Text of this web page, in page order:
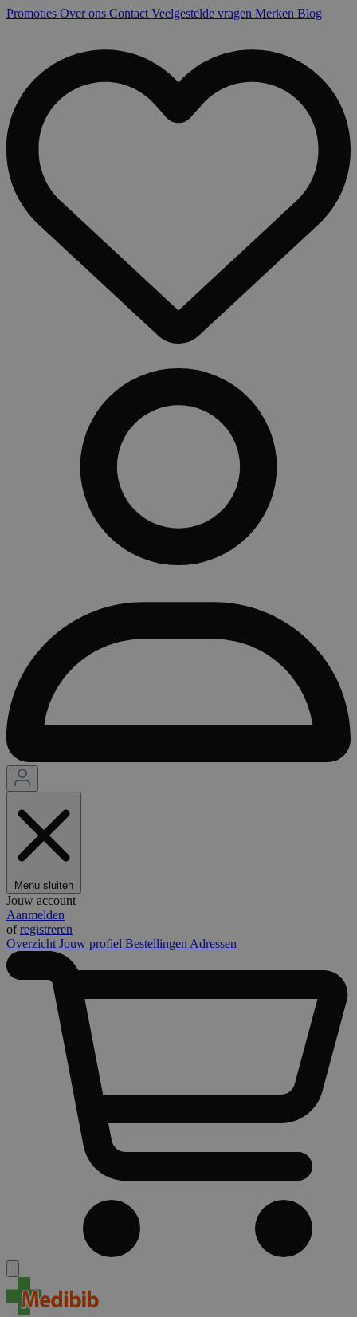
Promoties Over ons Contact Veelgestelde vragen Merken Blog
Menu sluiten
Jouw account
Aanmelden
ofregistreren
Overzicht Jouw profiel Bestellingen Adressen